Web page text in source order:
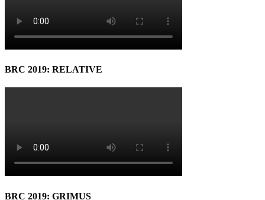
BRC 2019: RELATIVE
BRC 2019: GRIMUS